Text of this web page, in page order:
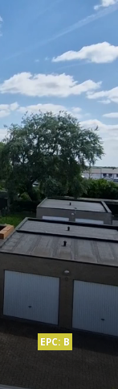
EPC: B